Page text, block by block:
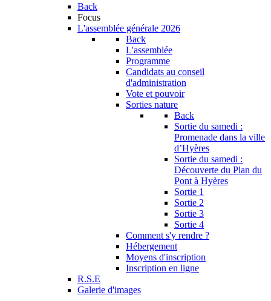
Back
Focus
L'assemblée générale 2026
Back
L'assemblée
Programme
Candidats au conseil
d'administration
Vote et pouvoir
Sorties nature
Back
Sortie du samedi :
Promenade dans la ville
d’Hyères
Sortie du samedi :
Découverte du Plan du
Pont à Hyères
Sortie 1
Sortie 2
Sortie 3
Sortie 4
Comment s'y rendre ?
Hébergement
Moyens d'inscription
Inscription en ligne
R.S.E
Galerie d'images